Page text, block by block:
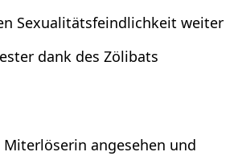
Sexualitätsfeindlichkeit weiter
dank des Zölibats
angesehen und